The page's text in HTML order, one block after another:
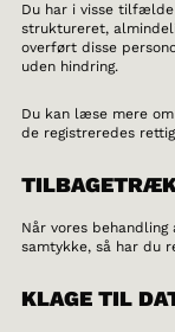
Du har i visse
struktureret,
overført disse
uden hindring.
Du kan læse mere
de registreredes
Når vores
samtykke, så har du
KLAGE TIL